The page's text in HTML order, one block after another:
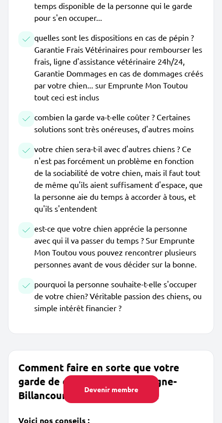
Devenir membre
temps disponible de la personne qui le garde
pour s'en occuper...
quelles sont les dispositions en cas de pépin ?
Garantie Frais Vétérinaires pour rembourser les
frais, ligne d'assistance vétérinaire 24h/24,
Garantie Dommages en cas de dommages créés
par votre chien... sur Emprunte Mon Toutou
tout ceci est inclus
combien la garde va-t-elle coûter ? Certaines
solutions sont très onéreuses, d'autres moins
votre chien sera-t-il avec d'autres chiens ? Ce
n'est pas forcément un problème en fonction
de la sociabilité de votre chien, mais il faut tout
de même qu'ils aient suffisament d'espace, que
la personne aie du temps à accorder à tous, et
qu'ils s'entendent
est-ce que votre chien apprécie la personne
avec qui il va passer du temps ? Sur Emprunte
Mon Toutou vous pouvez rencontrer plusieurs
personnes avant de vous décider sur la bonne.
pourquoi la personne souhaite-t-elle s'occuper
de votre chien? Véritable passion des chiens, ou
simple intérêt financier ?
Comment faire en sorte que votre
garde de chien près de Boulogne-
Billancourt se passe au mieux
Voici nos conseils :